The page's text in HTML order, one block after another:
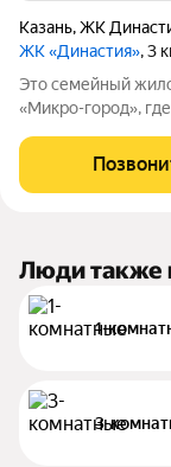
Казань,ЖК
ЖК «Династия», 3
Это семейный
«Микро-город»,
части города, в 15
Люди также
1-
3-